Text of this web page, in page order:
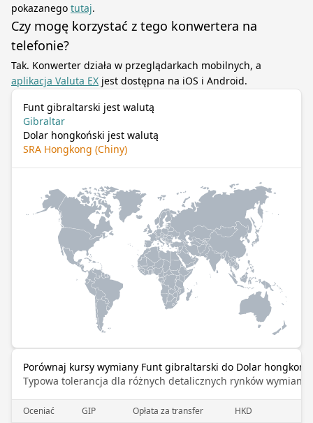
pokazanego tutaj.
Czy mogę korzystać z tego konwertera na
telefonie?
Tak. Konwerter działa w przeglądarkach mobilnych, a
aplikacja Valuta EX jest dostępna na iOS i Android.
Funt gibraltarski jest walutą
Gibraltar
Dolar hongkoński jest walutą
SRA Hongkong (Chiny)
Porównaj kursy wymiany Funt gibraltarski do Dolar
Typowa tolerancja dla różnych detalicznych rynków wymiany
Oceniać GIP Opłata za transfer HKD